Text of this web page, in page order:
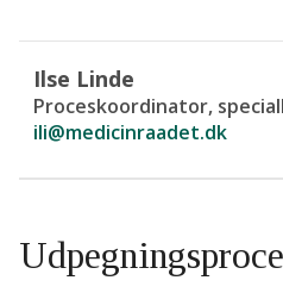
Ilse Linde
Proceskoordinator,
ili@medicinraadet.dk